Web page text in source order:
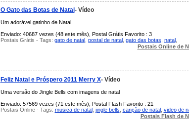
O Gato das Botas de Natal - Vídeo
Um adorável gatinho de Natal.
Enviado: 40687 vezes (48 este mês), Postal Grátis Favorito : 3
Postais Grátis - Tags: gato de natal, postal de natal, gato das botas natal,
Postais Online de
Feliz Natal e Próspero 2011 Merry X- Vídeo
Uma versão do Jingle Bells com imagens de natal
Enviado: 57569 vezes (71 este mês), Postal Flash Favorito : 21
Postais Online - Tags: musica de natal, jingle bells canção de natal, video de
Postais Flash de